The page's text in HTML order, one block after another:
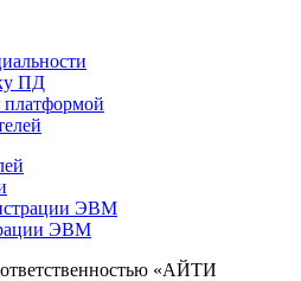
ПД
платформой
ЭВМ
ЭВМ
«АЙТИ